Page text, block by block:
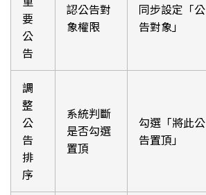
要
公
告
認公告對
象權限
同步設定「公
告對象」
調
整
公
告
排
序
系統判斷
是否勾選
置頂
勾選「將此公
告置頂」